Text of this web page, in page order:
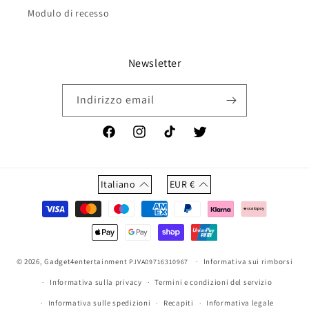
Modulo di recesso
Newsletter
Indirizzo email
FacebookInstagramTikTok Twitter
Italiano EUR €
Metodi
© 2026,Gadget4entertainment P.IVA09716310967 Informativa sui rimborsi
Informativa sulla privacy Termini e condizioni del servizio
Informativa sulle spedizioni Recapiti Informativa legale